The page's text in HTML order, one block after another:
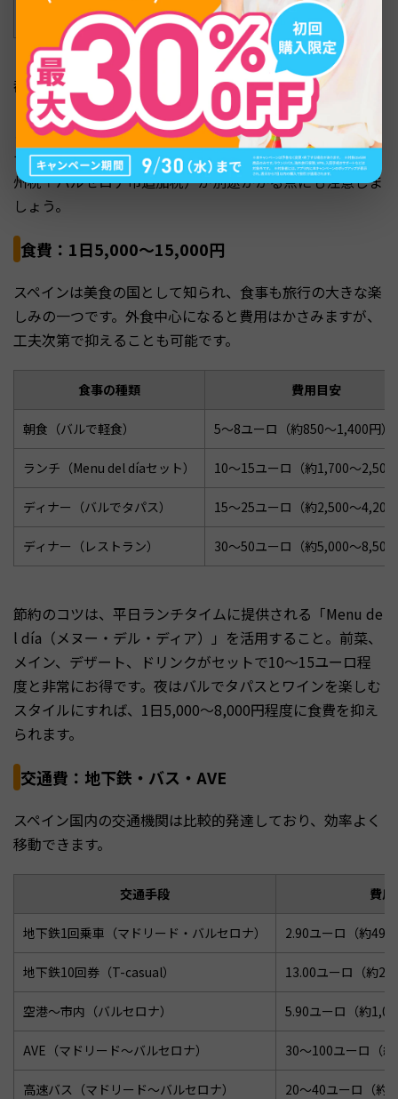
高級ホテル（4〜5つ星） 25,000〜50,000円
都市によっても相場は異なります。バルセロナやマドリー
ドは観光客が多いため割高ですが、グラナダやセビリアな
どの地方都市は比較的安く宿泊できます。また、バルセロ
ナでは1泊あたり約4〜7.5ユーロの宿泊税（カタルーニャ
州税＋バルセロナ市追加税）が別途かかる点にも注意しま
しょう。
食費：1日5,000〜15,000円
スペインは美食の国として知られ、食事も旅行の大きな楽
しみの一つです。外食中心になると費用はかさみますが、
工夫次第で抑えることも可能です。
食事の種類 費用目安
朝食（バルで軽食） 5〜8ユーロ（約850〜1,400円）
ランチ（Menu del díaセット） 10〜15ユーロ（約1,700〜2,500
ディナー（バルでタパス） 15〜25ユーロ（約2,500〜4,200
ディナー（レストラン） 30〜50ユーロ（約5,000〜8,500
節約のコツは、平日ランチタイムに提供される「Menu de
l día（メヌー・デル・ディア）」を活用すること。前菜、
メイン、デザート、ドリンクがセットで10〜15ユーロ程
度と非常にお得です。夜はバルでタパスとワインを楽しむ
スタイルにすれば、1日5,000〜8,000円程度に食費を抑え
られます。
交通費：地下鉄・バス・AVE
スペイン国内の交通機関は比較的発達しており、効率よく
移動できます。
交通手段 費
地下鉄1回乗車（マドリード・バルセロナ） 2.90ユーロ（約490
地下鉄10回券（T-casual） 13.00ユーロ（約
空港〜市内（バルセロナ） 5.90ユーロ（約
AVE（マドリード〜バルセロナ） 30〜100ユーロ（
高速バス（マドリード〜バルセロナ） 20〜40ユーロ（約